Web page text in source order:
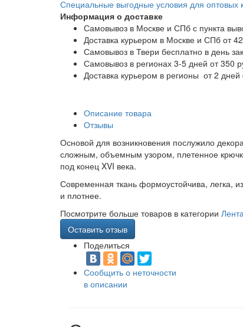
Специальные выгодные условия для оптовых
Информация о доставке
Самовывоз в Москве и СПб с пункта
Доставка курьером в Москве и СПб от
Самовывоз в Твери бесплатно в день
Самовывоз в регионах 3-5 дней от 350
Доставка курьером в регионы от 2 дней
Описание товара
Отзывы
Основой для возникновения послужило
сложным, объемным узором, плетенное
под конец XVI века.
Современная ткань формоустойчива, легка,
и плотнее.
Посмотрите больше товаров в категории
Оставить отзыв
Поделиться
Сообщить о неточности
в описании